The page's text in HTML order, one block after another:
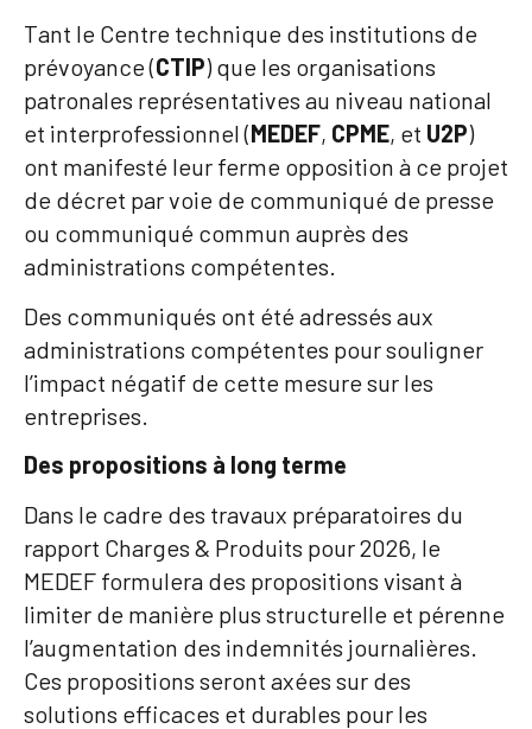
Tant le Centre technique des institutions de
prévoyance (CTIP) que les organisations
patronales représentatives au niveau national
et interprofessionnel (MEDEF, CPME, et U2P)
ont manifesté leur ferme opposition à ce projet
de décret par voie de communiqué de presse
ou communiqué commun auprès des
administrations compétentes.
Des communiqués ont été adressés aux
administrations compétentes pour souligner
l’impact négatif de cette mesure sur les
entreprises.
Des propositions à long terme
Dans le cadre des travaux préparatoires du
rapport Charges & Produits pour 2026, le
MEDEF formulera des propositions visant à
limiter de manière plus structurelle et pérenne
l’augmentation des indemnités journalières.
Ces propositions seront axées sur des
solutions efficaces et durables pour les